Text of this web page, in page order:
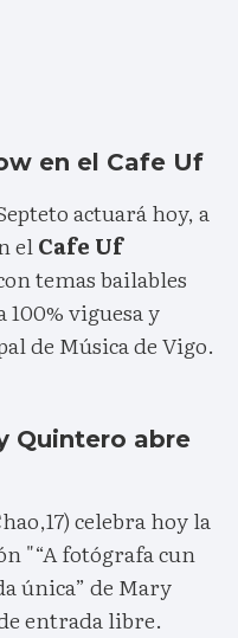
en el Cafe Uf
actuará hoy, a
elCafe Uf
temas bailables
100% viguesa y
de Música de Vigo.
Quintero abre
celebra hoy la
"“A fotógrafa cun
única” de Mary
entrada libre.